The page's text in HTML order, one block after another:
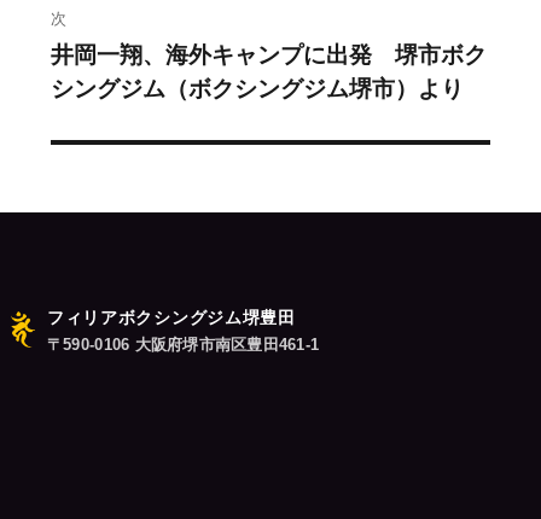
ゲ
ー
稿:
次
次
の
井岡一翔、海外キャンプに出発 堺市ボク
シングジム（ボクシングジム堺市）より
フィリアボクシングジム堺豊田
〒590-0106 大阪府堺市南区豊田461-1